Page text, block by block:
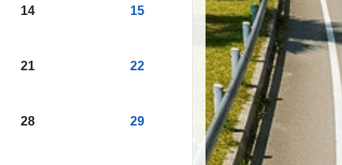
14 15
21 22
28 29